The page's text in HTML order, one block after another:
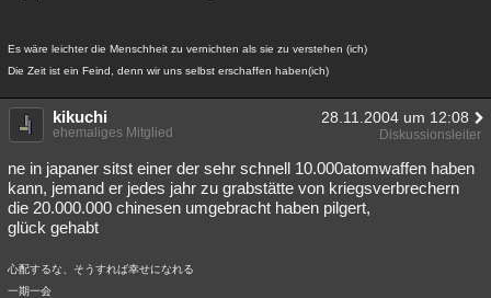
Es wäre leichter die Menschheit zu vernichten als sie zu verstehen (ich)
Die Zeit ist ein Feind, denn wir uns selbst erschaffen haben(ich)
kikuchi 28.11.2004 um 12:08
ehemaliges Mitglied Diskussionsleiter
ne in japaner sitst einer der sehr schnell 10.000atomwaffen haben
kann, jemand er jedes jahr zu grabstätte von kriegsverbrechern
die 20.000.000 chinesen umgebracht haben pilgert,
glück gehabt
心配するな、そうすれば幸せになれる
一期一会